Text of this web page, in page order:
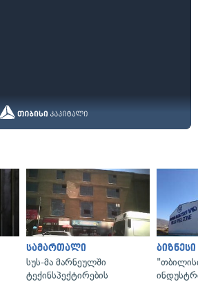
სამართალი
სუს-მა მარნეულში
ტექინსპექტირების
ბიზნესი